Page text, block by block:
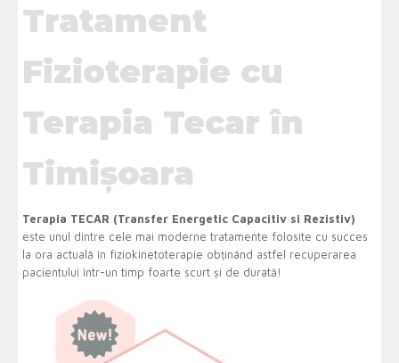
Tratament
Fizioterapie cu
Terapia Tecar în
Timișoara
Terapia TECAR (Transfer Energetic Capacitiv si Rezistiv)
este unul dintre cele mai moderne tratamente folosite cu succes
la ora actuală în fiziokinetoterapie obținând astfel recuperarea
pacientului într-un timp foarte scurt și de durată!